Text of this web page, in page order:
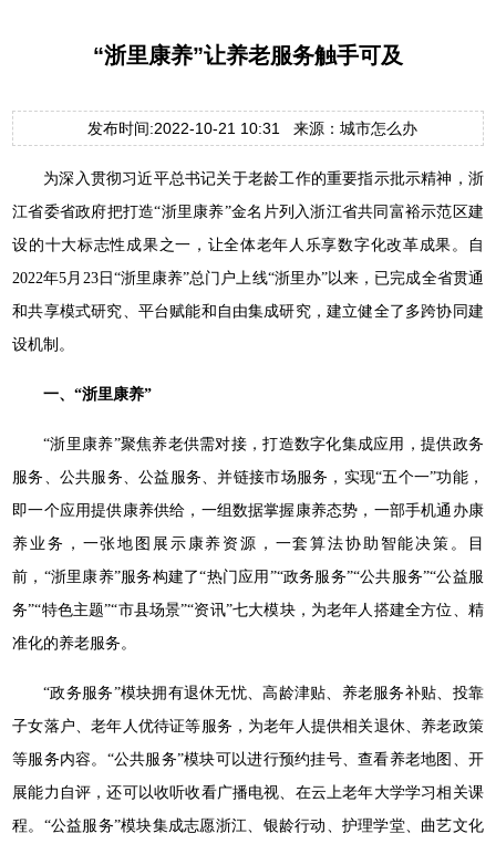
“浙里康养”让养老服务触手可及
发布时间:2022-10-21 10:31 来源：城市怎么办
为深入贯彻习近平总书记关于老龄工作的重要指示批示精神，浙
江省委省政府把打造“浙里康养”金名片列入浙江省共同富裕示范区建
设的十大标志性成果之一，让全体老年人乐享数字化改革成果。自
2022年5月23日“浙里康养”总门户上线“浙里办”以来，已完成全省贯通
和共享模式研究、平台赋能和自由集成研究，建立健全了多跨协同建
设机制。
一、“浙里康养”
“浙里康养”聚焦养老供需对接，打造数字化集成应用，提供政务
服务、公共服务、公益服务、并链接市场服务，实现“五个一”功能，
即一个应用提供康养供给，一组数据掌握康养态势，一部手机通办康
养业务，一张地图展示康养资源，一套算法协助智能决策。目
前，“浙里康养”服务构建了“热门应用”“政务服务”“公共服务”“公益服
务”“特色主题”“市县场景”“资讯”七大模块，为老年人搭建全方位、精
准化的养老服务。
“政务服务”模块拥有退休无忧、高龄津贴、养老服务补贴、投靠
子女落户、老年人优待证等服务，为老年人提供相关退休、养老政策
等服务内容。“公共服务”模块可以进行预约挂号、查看养老地图、开
展能力自评，还可以收听收看广播电视、在云上老年大学学习相关课
程。“公益服务”模块集成志愿浙江、银龄行动、护理学堂、曲艺文化